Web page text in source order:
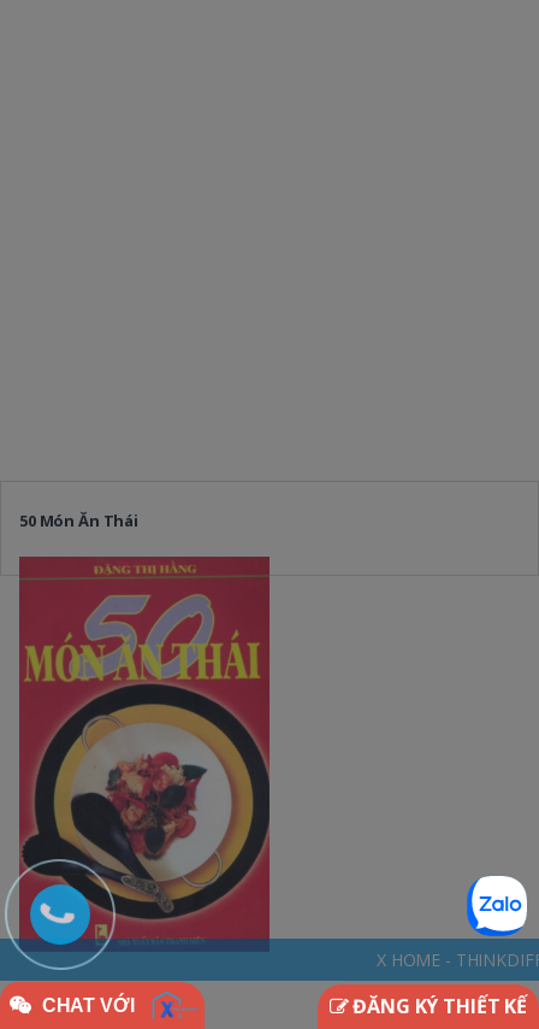
50 Món Ăn Thái
ĐĂNG KÝ THIẾT KẾ
CHAT VỚI
X HOME - THINKDIFFERENTLY *